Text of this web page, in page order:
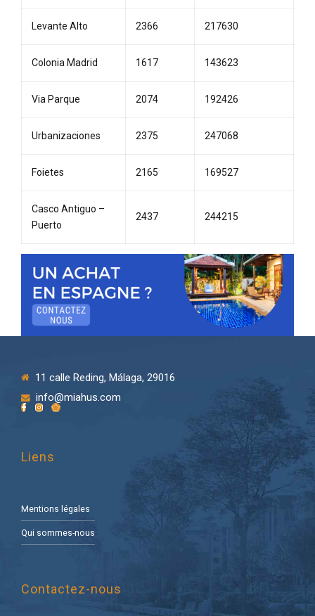
Levante Alto 2366 217630
Colonia Madrid 1617 143623
Via Parque 2074 192426
Urbanizaciones 2375 247068
Foietes 2165 169527
Casco Antiguo –
Puerto
2437 244215
11 calle Reding, Málaga, 29016
info@miahus.com
Liens
Mentions légales
Qui sommes-nous
Contactez-nous